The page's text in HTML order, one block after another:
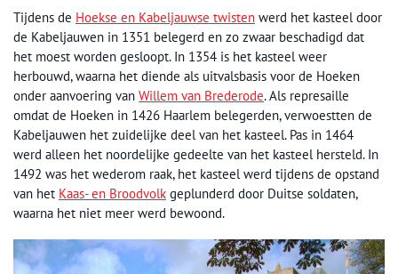
Tijdens de Hoekse en Kabeljauwse twisten werd het kasteel door
de Kabeljauwen in 1351 belegerd en zo zwaar beschadigd dat
het moest worden gesloopt. In 1354 is het kasteel weer
herbouwd, waarna het diende als uitvalsbasis voor de Hoeken
onder aanvoering van Willem van Brederode. Als represaille
omdat de Hoeken in 1426 Haarlem belegerden, verwoestten de
Kabeljauwen het zuidelijke deel van het kasteel. Pas in 1464
werd alleen het noordelijke gedeelte van het kasteel hersteld. In
1492 was het wederom raak, het kasteel werd tijdens de opstand
van het Kaas- en Broodvolk geplunderd door Duitse soldaten,
waarna het niet meer werd bewoond.